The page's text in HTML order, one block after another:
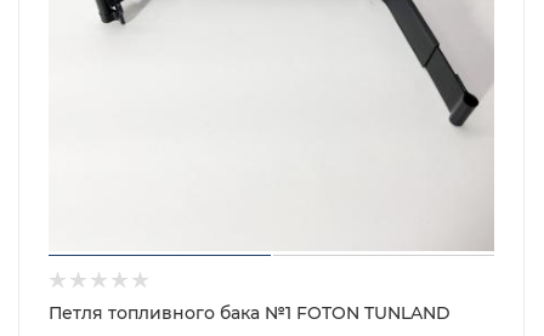
Петля топливного бака №1 FOTON TUNLAND